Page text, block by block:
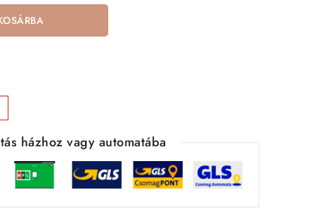
házhoz vagy automatába